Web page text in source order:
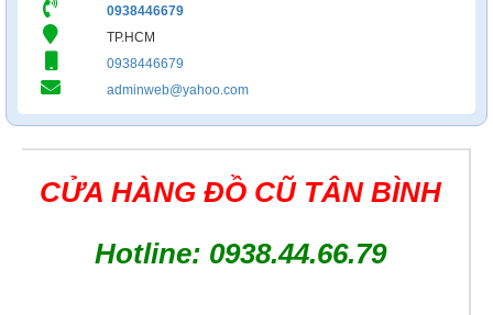
0938446679
TP.HCM
0938446679
adminweb@yahoo.com
CỬA HÀNG ĐỒ CŨ TÂN BÌNH
Hotline: 0938.44.66.79